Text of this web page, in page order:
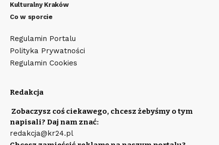
Kulturalny Kraków
Co w sporcie
Regulamin Portalu
Polityka Prywatności
Regulamin Cookies
Redakcja
Zobaczysz coś ciekawego, chcesz żebyśmy o tym
napisali? Daj nam znać:
redakcja@kr24.pl